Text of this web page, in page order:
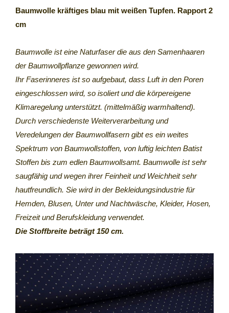
Baumwolle kräftiges blau mit weißen Tupfen. Rapport 2
cm
Baumwolle ist eine Naturfaser die aus den Samenhaaren
der Baumwollpflanze gewonnen wird.
Ihr Faserinneres ist so aufgebaut, dass Luft in den Poren
eingeschlossen wird, so isoliert und die körpereigene
Klimaregelung unterstützt. (mittelmäßig warmhaltend).
Durch verschiedenste Weiterverarbeitung und
Veredelungen der Baumwollfasern gibt es ein weites
Spektrum von Baumwollstoffen, von luftig leichten Batist
Stoffen bis zum edlen Baumwollsamt. Baumwolle ist sehr
saugfähig und wegen ihrer Feinheit und Weichheit sehr
hautfreundlich. Sie wird in der Bekleidungsindustrie für
Hemden, Blusen, Unter und Nachtwäsche, Kleider, Hosen,
Freizeit und Berufskleidung verwendet.
Die Stoffbreite beträgt 150 cm.